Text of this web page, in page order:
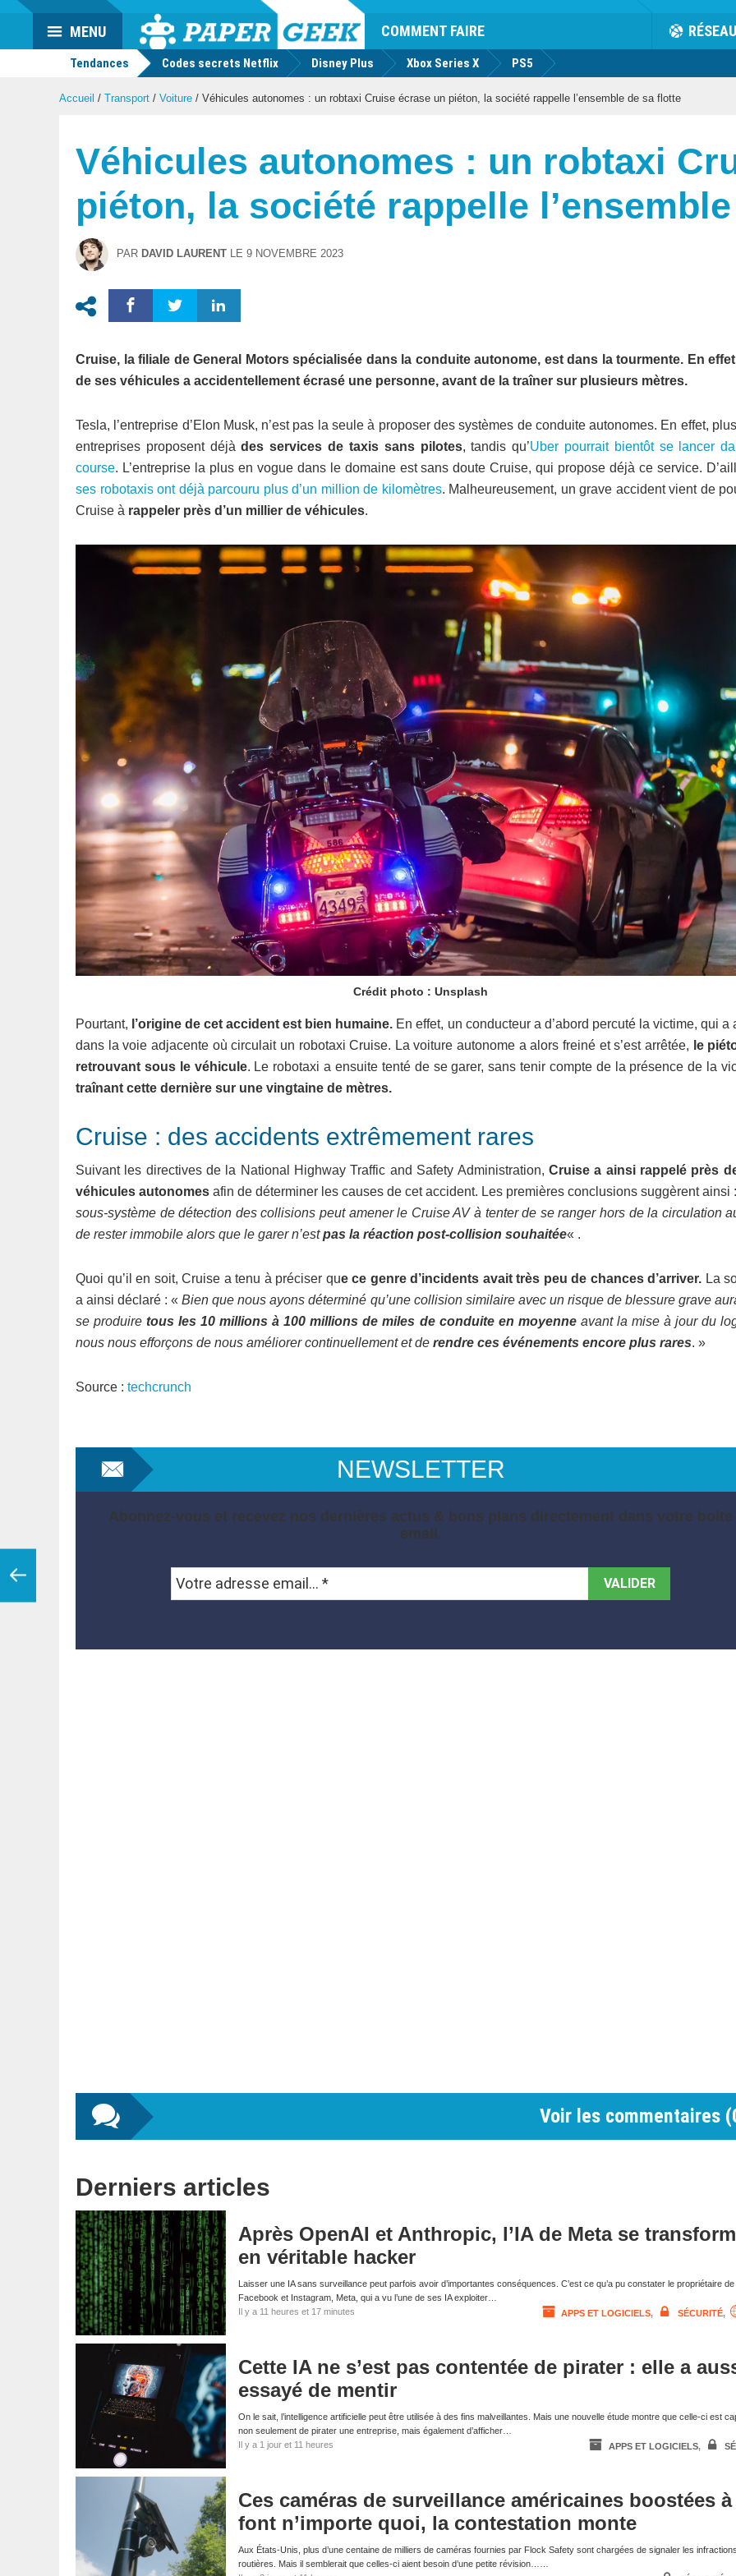
Actu
geek
COMMENT FAIRE RÉSEAU
MENU
Tendances Codes secrets Netflix Disney Plus Xbox Series X PS5
Accueil / Transport / Voiture / Véhicules autonomes : un robtaxi Cruise écrase un piéton, la société rappelle l’ensemble de sa flotte
Véhicules autonomes : un robtaxi
piéton, la société rappelle
PAR DAVID LAURENT LE 9 NOVEMBRE 2023
Cruise, la filiale de General Motors spécialisée dans la conduite autonome, est dans la tourmente. En
de ses véhicules a accidentellement écrasé une personne, avant de la traîner sur plusieurs mètres.
Tesla, l’entreprise d’Elon Musk, n’est pas la seule à proposer des systèmes de conduite autonomes. En effet,
entreprises proposent déjà des services de taxis sans pilotes, tandis qu’Uber pourrait bientôt se lancer
course. L’entreprise la plus en vogue dans le domaine est sans doute Cruise, qui propose déjà ce service.
ses robotaxis ont déjà parcouru plus d’un million de kilomètres. Malheureusement, un grave accident vient de
Cruise à rappeler près d’un millier de véhicules.
Crédit photo : Unsplash
Pourtant, l’origine de cet accident est bien humaine. En effet, un conducteur a d’abord percuté la victime, qui a
dans la voie adjacente où circulait un robotaxi Cruise. La voiture autonome a alors freiné et s’est arrêtée, le
retrouvant sous le véhicule. Le robotaxi a ensuite tenté de se garer, sans tenir compte de la présence de la
traînant cette dernière sur une vingtaine de mètres.
Cruise : des accidents extrêmement rares
Suivant les directives de la National Highway Traffic and Safety Administration, Cruise a ainsi rappelé près
véhicules autonomes afin de déterminer les causes de cet accident. Les premières conclusions suggèrent ainsi
sous-système de détection des collisions peut amener le Cruise AV à tenter de se ranger hors de la circulation
de rester immobile alors que le garer n’estpas la réaction post-collision souhaitée« .
Quoi qu’il en soit, Cruise a tenu à préciser que ce genre d’incidents avait très peu de chances d’arriver. La
a ainsi déclaré : «Bien que nous ayons déterminé qu’une collision similaire avec un risque de blessure grave
se produiretous les 10 millions à 100 millions de miles de conduite en moyenne avant la mise à jour du
nous nous efforçons de nous améliorer continuellement et de rendre ces événements encore plus rares. »
Source : techcrunch
NEWSLETTER
Abonnez-vous et recevez nos dernières actus & bons plans directement dans votre boite
email.
Voir les commentaires (
Derniers articles
Après OpenAI et Anthropic, l’IA de Meta se
en véritable hacker
Laisser une IA sans surveillance peut parfois avoir d’importantes conséquences. C’est ce qu’a pu constater le propriétaire de
Facebook et Instagram, Meta, qui a vu l’une de ses IA exploiter…
Il y a 11 heures et 17 minutes
APPS ET LOGICIELS, SÉCURITÉ,
Cette IA ne s’est pas contentée de pirater : elle a
essayé de mentir
On le sait, l’intelligence artificielle peut être utilisée à des fins malveillantes. Mais une nouvelle étude montre que celle-ci est
non seulement de pirater une entreprise, mais également d’afficher…
Il y a 1 jour et 11 heures
APPS ET LOGICIELS,
Ces caméras de surveillance américaines boostées à
font n’importe quoi, la contestation monte
Aux États-Unis, plus d’une centaine de milliers de caméras fournies par Flock Safety sont chargées de signaler les
routières. Mais il semblerait que celles-ci aient besoin d’une petite révision……